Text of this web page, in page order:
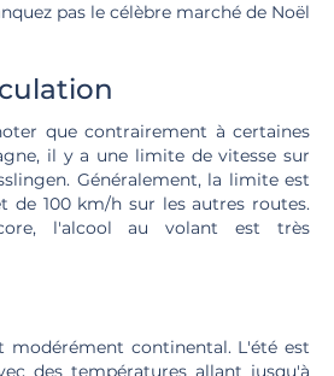
pas le célèbre marché de Noël
que contrairement à certaines
il y a une limite de vitesse sur
Généralement, la limite est
de 100 km/h sur les autres routes.
l'alcool au volant est très
modérément continental. L'été est
des températures allant jusqu'à